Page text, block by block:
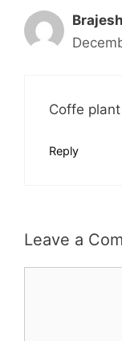
Coffe
Reply
Leave a